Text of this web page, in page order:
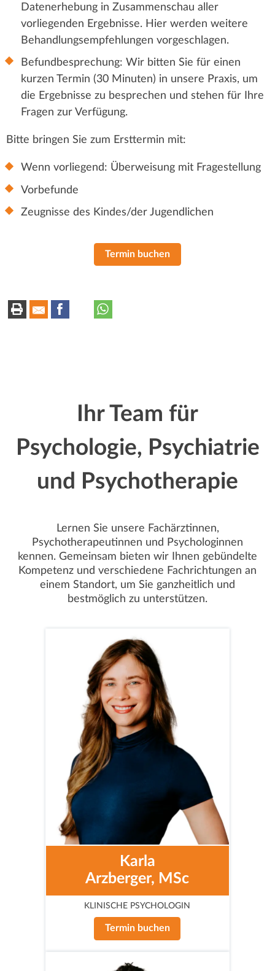
Datenerhebung in Zusammenschau aller
vorliegenden Ergebnisse. Hier werden weitere
Behandlungsempfehlungen vorgeschlagen.
Befundbesprechung: Wir bitten Sie für einen
kurzen Termin (30 Minuten) in unsere Praxis, um
die Ergebnisse zu besprechen und stehen für Ihre
Fragen zur Verfügung.
Bitte bringen Sie zum Ersttermin mit:
Wenn vorliegend: Überweisung mit Fragestellung
Vorbefunde
Zeugnisse des Kindes/der Jugendlichen
Termin buchen
Ihr Team für
Psychologie, Psychiatrie
und Psychotherapie
Lernen Sie unsere Fachärztinnen,
Psychotherapeutinnen und Psychologinnen
kennen. Gemeinsam bieten wir Ihnen gebündelte
Kompetenz und verschiedene Fachrichtungen an
einem Standort, um Sie ganzheitlich und
bestmöglich zu unterstützen.
Karla
Arzberger, MSc
KLINISCHE PSYCHOLOGIN
Termin buchen